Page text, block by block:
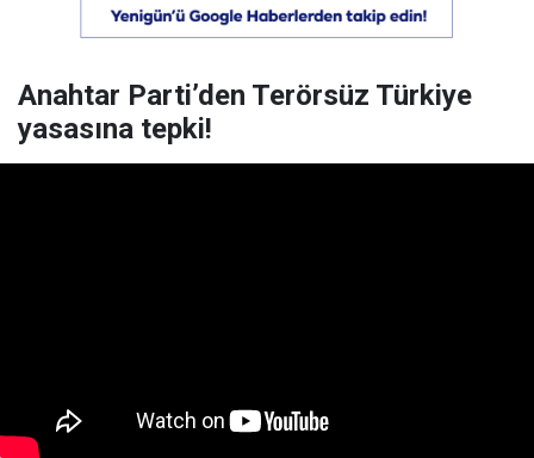
Anahtar Parti’den Terörsüz Türkiye
yasasına tepki!